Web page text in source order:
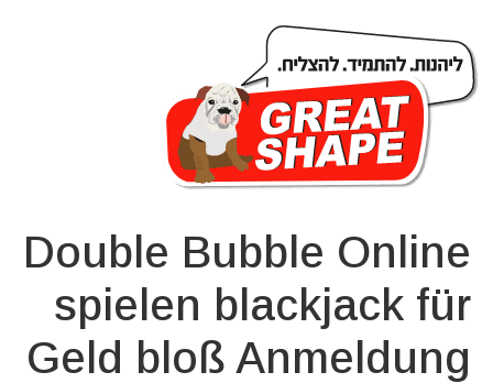
Double Bubble Online
spielen blackjack für
Geld bloß Anmeldung